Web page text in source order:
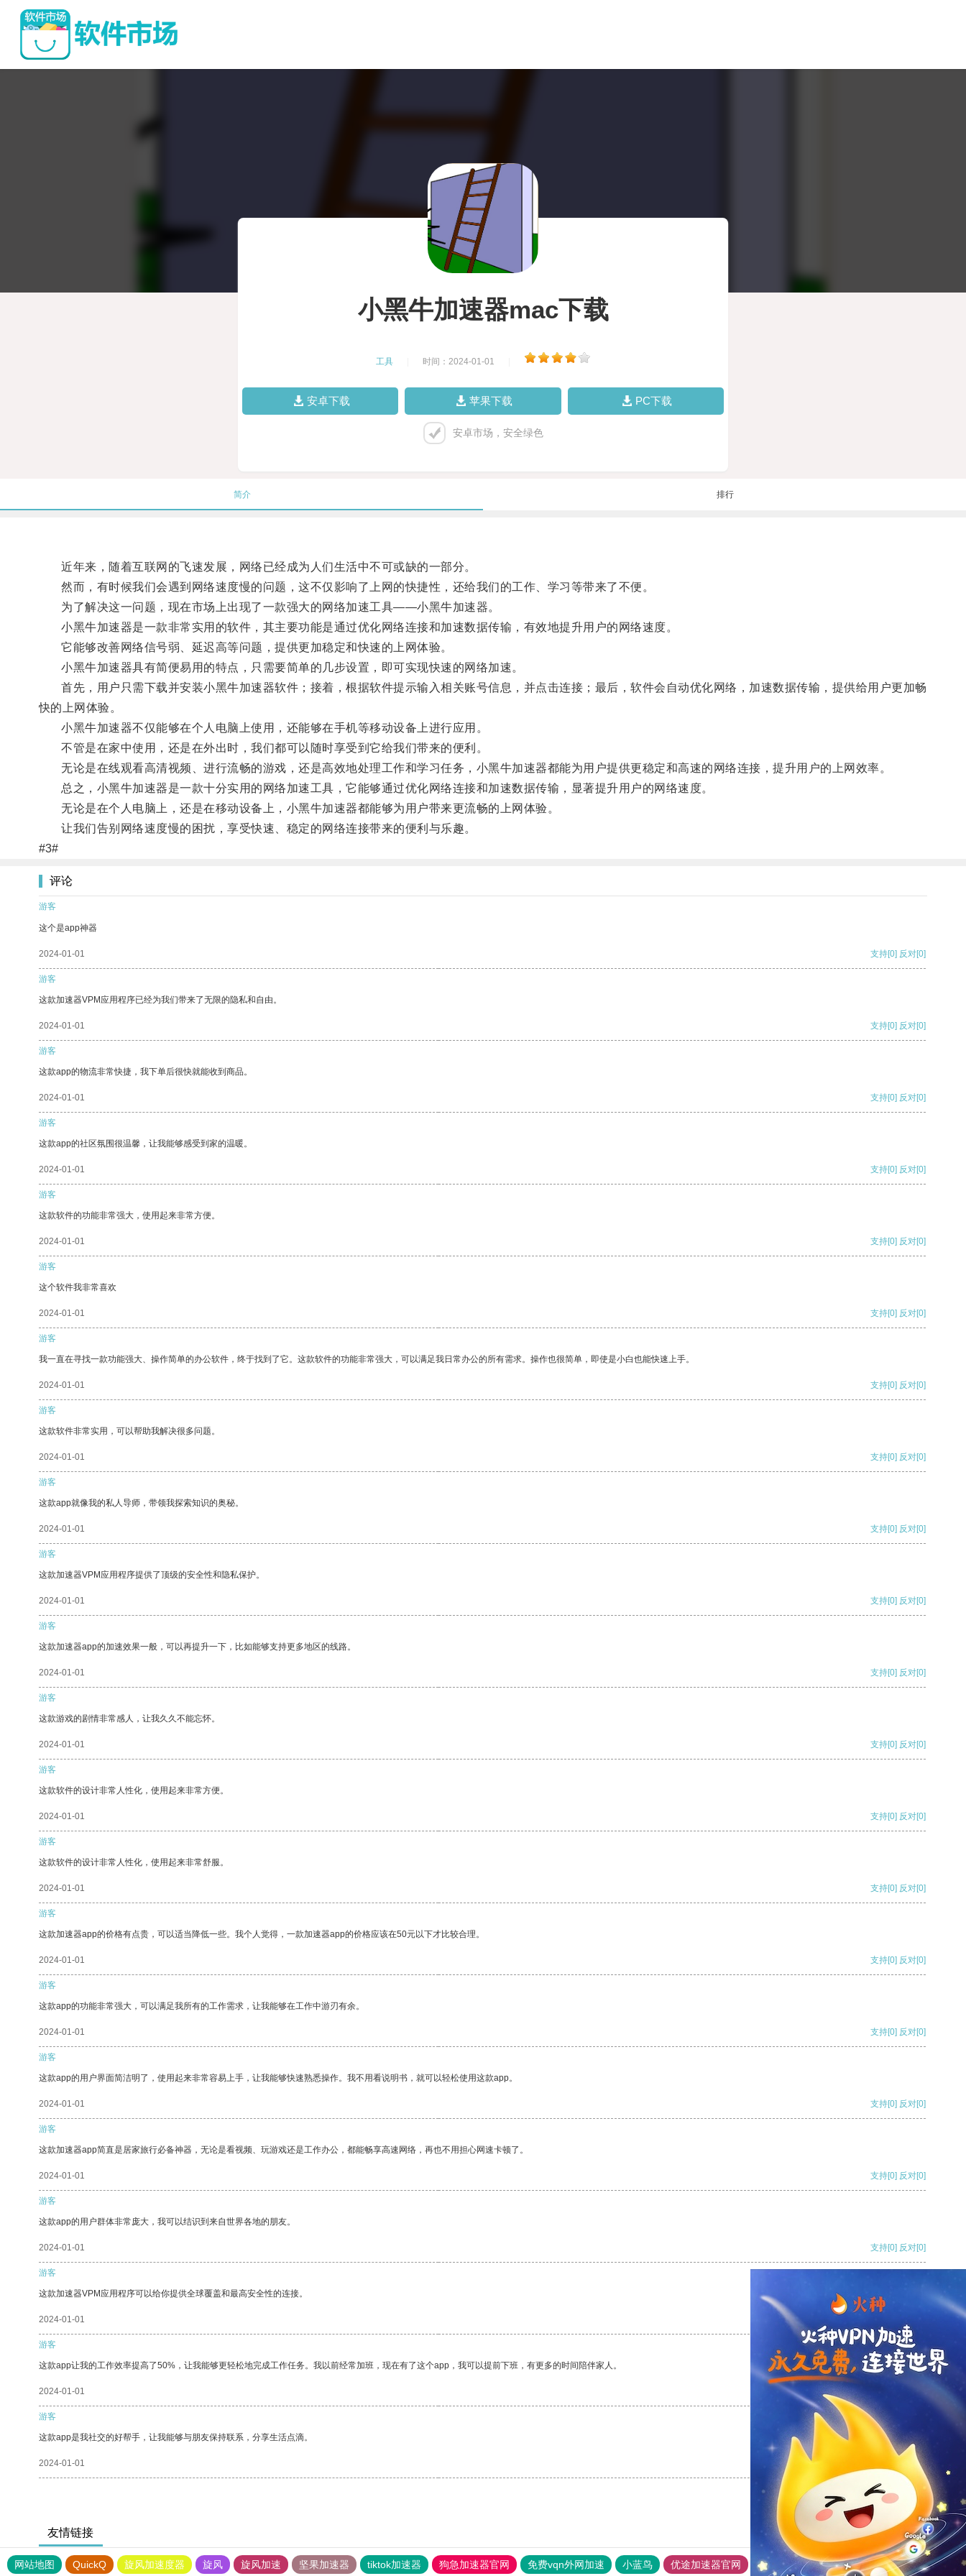
小黑牛加速器mac下载
工具 时间：2024-01-01
安卓下载 苹果下载 PC下载
安卓市场，安全绿色
简介 排行
近年来，随着互联网的飞速发展，网络已经成为人们生活中不可或缺的一部分。
然而，有时候我们会遇到网络速度慢的问题，这不仅影响了上网的快捷性，还给我们的工作、学习等带来了不便。
为了解决这一问题，现在市场上出现了一款强大的网络加速工具——小黑牛加速器。
小黑牛加速器是一款非常实用的软件，其主要功能是通过优化网络连接和加速数据传输，有效地提升用户的网络速度。
它能够改善网络信号弱、延迟高等问题，提供更加稳定和快速的上网体验。
小黑牛加速器具有简便易用的特点，只需要简单的几步设置，即可实现快速的网络加速。
首先，用户只需下载并安装小黑牛加速器软件；接着，根据软件提示输入相关账号信息，并点击连接；最后，软件会自动优化网络，加速数据传输，提供给用户更加畅
快的上网体验。
小黑牛加速器不仅能够在个人电脑上使用，还能够在手机等移动设备上进行应用。
不管是在家中使用，还是在外出时，我们都可以随时享受到它给我们带来的便利。
无论是在线观看高清视频、进行流畅的游戏，还是高效地处理工作和学习任务，小黑牛加速器都能为用户提供更稳定和高速的网络连接，提升用户的上网效率。
总之，小黑牛加速器是一款十分实用的网络加速工具，它能够通过优化网络连接和加速数据传输，显著提升用户的网络速度。
无论是在个人电脑上，还是在移动设备上，小黑牛加速器都能够为用户带来更流畅的上网体验。
让我们告别网络速度慢的困扰，享受快速、稳定的网络连接带来的便利与乐趣。
#3#
评论
游客
这个是app神器
2024-01-01 支持[0] 反对[0]
游客
这款加速器VPM应用程序已经为我们带来了无限的隐私和自由。
2024-01-01 支持[0] 反对[0]
游客
这款app的物流非常快捷，我下单后很快就能收到商品。
2024-01-01 支持[0] 反对[0]
游客
这款app的社区氛围很温馨，让我能够感受到家的温暖。
2024-01-01 支持[0] 反对[0]
游客
这款软件的功能非常强大，使用起来非常方便。
2024-01-01 支持[0] 反对[0]
游客
这个软件我非常喜欢
2024-01-01 支持[0] 反对[0]
游客
我一直在寻找一款功能强大、操作简单的办公软件，终于找到了它。这款软件的功能非常强大，可以满足我日常办公的所有需求。操作也很简单，即使是小白也能快速上手。
2024-01-01 支持[0] 反对[0]
游客
这款软件非常实用，可以帮助我解决很多问题。
2024-01-01 支持[0] 反对[0]
游客
这款app就像我的私人导师，带领我探索知识的奥秘。
2024-01-01 支持[0] 反对[0]
游客
这款加速器VPM应用程序提供了顶级的安全性和隐私保护。
2024-01-01 支持[0] 反对[0]
游客
这款加速器app的加速效果一般，可以再提升一下，比如能够支持更多地区的线路。
2024-01-01 支持[0] 反对[0]
游客
这款游戏的剧情非常感人，让我久久不能忘怀。
2024-01-01 支持[0] 反对[0]
游客
这款软件的设计非常人性化，使用起来非常方便。
2024-01-01 支持[0] 反对[0]
游客
这款软件的设计非常人性化，使用起来非常舒服。
2024-01-01 支持[0] 反对[0]
游客
这款加速器app的价格有点贵，可以适当降低一些。我个人觉得，一款加速器app的价格应该在50元以下才比较合理。
2024-01-01 支持[0] 反对[0]
游客
这款app的功能非常强大，可以满足我所有的工作需求，让我能够在工作中游刃有余。
2024-01-01 支持[0] 反对[0]
游客
这款app的用户界面简洁明了，使用起来非常容易上手，让我能够快速熟悉操作。我不用看说明书，就可以轻松使用这款app。
2024-01-01 支持[0] 反对[0]
游客
这款加速器app简直是居家旅行必备神器，无论是看视频、玩游戏还是工作办公，都能畅享高速网络，再也不用担心网速卡顿了。
2024-01-01 支持[0] 反对[0]
游客
这款app的用户群体非常庞大，我可以结识到来自世界各地的朋友。
2024-01-01 支持[0] 反对[0]
游客
这款加速器VPM应用程序可以给你提供全球覆盖和最高安全性的连接。
2024-01-01
游客
这款app让我的工作效率提高了50%，让我能够更轻松地完成工作任务。我以前经常加班，现在有了这个app，我可以提前下班，有更多的时间陪伴家人。
2024-01-01 反对
游客
这款app是我社交的好帮手，让我能够与朋友保持联系，分享生活点滴。
2024-01-01 反对[0]
友情链接
网站地图 QuickQ 旋风加速度器 旋风 旋风加速 坚果加速器 tiktok加速器 狗急加速器官网 免费vqn外网加速 小蓝鸟 优途加速器官网 风驰加速器 旋风加速器 八戒看书